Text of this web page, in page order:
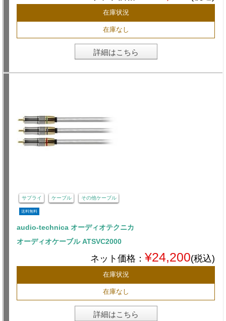
在庫状況
在庫なし
詳細はこちら
サプライ ケーブル その他ケーブル
送料無料
audio-technica オーディオテクニカ
オーディオケーブル ATSVC2000
ネット価格： ¥24,200(税込)
在庫状況
在庫なし
詳細はこちら